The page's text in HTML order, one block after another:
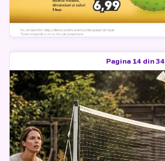
Pagina 14 din 34